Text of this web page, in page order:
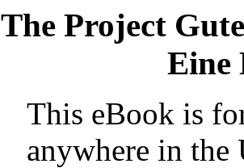
The Project
Eine
This eBook is
anywhere in the